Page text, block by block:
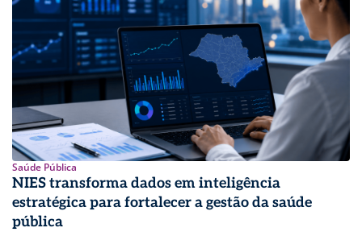
Saúde Pública
NIES transforma dados em inteligência
estratégica para fortalecer a gestão da saúde
pública